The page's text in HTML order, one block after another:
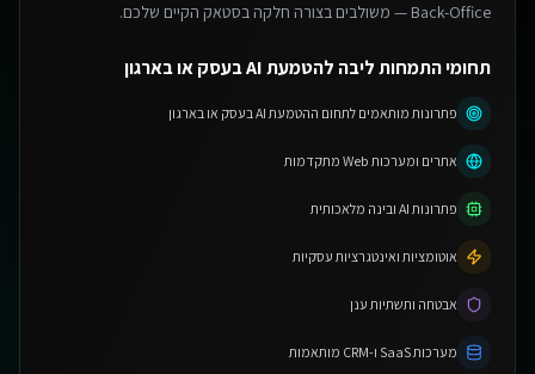
Back-Office — משולבים בצורה חלקה בסטאק הקיים שלכם.
תחומי התמחות ליבה להטמעת AI בעסק או בארגון
פתרונות מותאמים לתחום ההטמעת AI בעסק או בארגון
אתרים ומערכות Web מתקדמות
פתרונות AI ובינה מלאכותית
אוטומציות ואינטגרציות עסקיות
אבטחה ותשתיות ענן
מערכות SaaS ו-CRM מותאמות